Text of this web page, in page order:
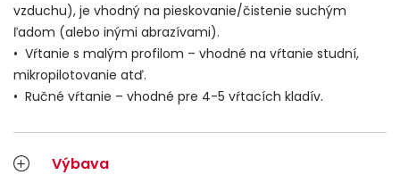
vzduchu), je vhodný na pieskovanie/čistenie suchým
ľadom (alebo inými abrazívami).
• Vŕtanie s malým profilom – vhodné na vŕtanie studní,
mikropilotovanie atď.
• Ručné vŕtanie – vhodné pre 4-5 vŕtacích kladív.
Výbava